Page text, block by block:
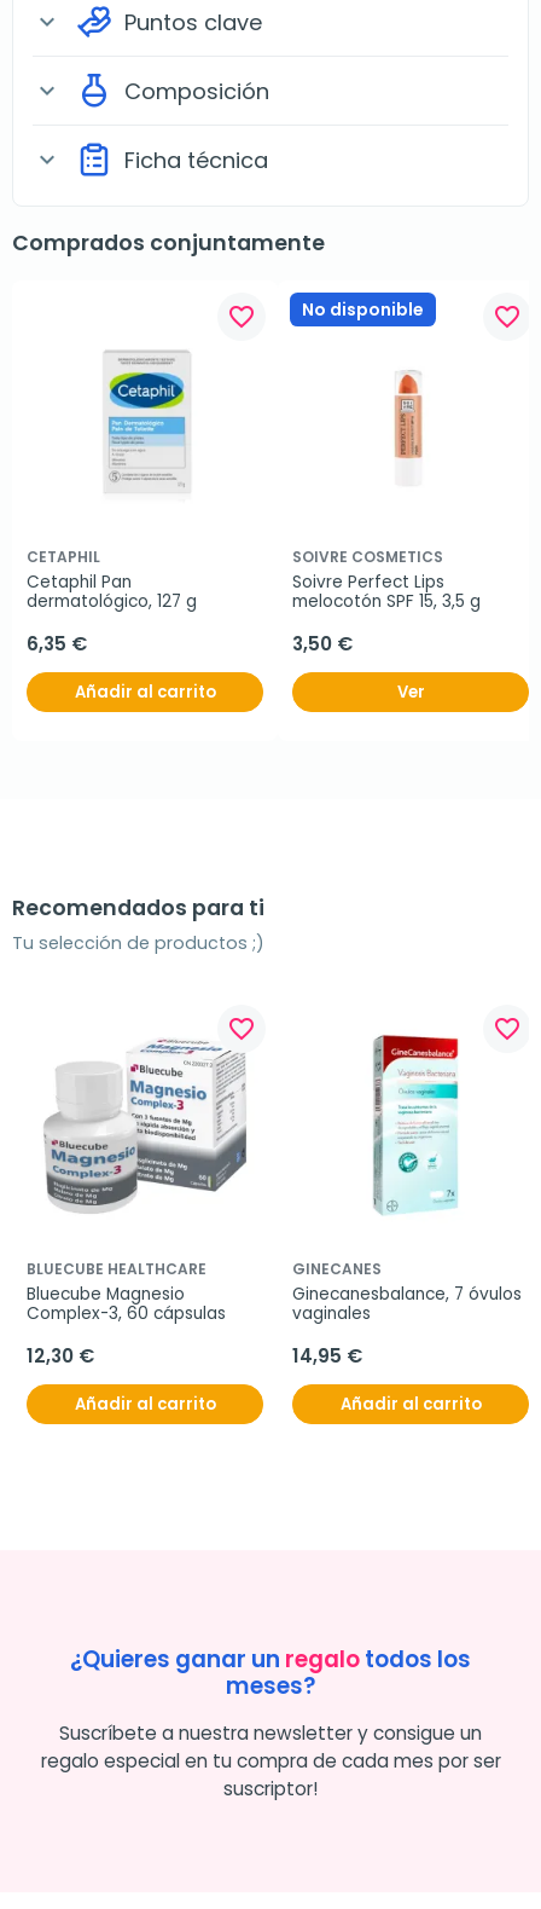
expand_more Puntos clave
expand_more Composición
expand_more Ficha técnica
Comprados conjuntamente
favorite_border
CETAPHIL
Cetaphil Pan
dermatológico, 127 g
6,35 €
Añadir al carrito
No disponible favorite_border
SOIVRE COSMETICS
Soivre Perfect Lips
melocotón SPF 15, 3,5 g
3,50 €
Ver
Recomendados para ti
Tu selección de productos ;)
favorite_border
BLUECUBE HEALTHCARE
Bluecube Magnesio
Complex-3, 60 cápsulas
12,30 €
Añadir al carrito
favorite_border
GINECANES
Ginecanesbalance, 7 óvulos
vaginales
14,95 €
Añadir al carrito
¿Quieres ganar un regalotodos los
meses?
Suscríbete a nuestra newsletter y consigue un
regalo especial en tu compra de cada mes por ser
suscriptor!